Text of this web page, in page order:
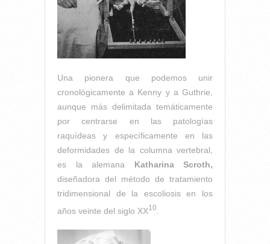
Una pionera que podemos unir
cronológicamente a Kenny y a Guthrie,
aunque más delimitada temáticamente
por centrarse en las patologías
raquídeas y específicamente en las
deformidades de la columna vertebral,
es la alemana Katharina Scroth,
diseñadora del método de tratamiento
tridimensional de la escoliosis en los
años veinte del siglo XX10